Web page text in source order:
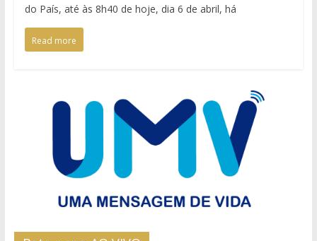
do País, até às 8h40 de hoje, dia 6 de abril, há
Read more